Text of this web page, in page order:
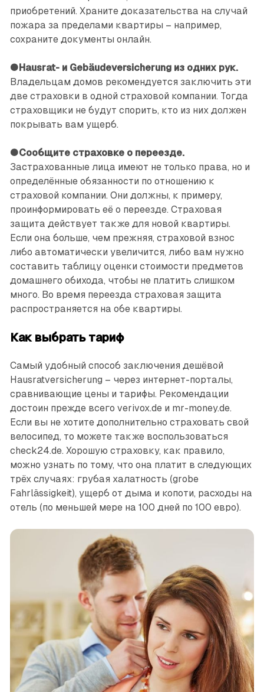
приобретений. Храните доказательства на случай
пожара за пределами квартиры – например,
сохраните документы онлайн.
● Hausrat- и Gebäudeversicherung из одних рук.
Владельцам домов рекомендуется заключить эти
две страховки в одной страховой компании. Тогда
страховщики не будут спорить, кто из них должен
покрывать вам ущерб.
● Сообщите страховке о переезде.
Застрахованные лица имеют не только права, но и
определённые обязанности по отношению к
страховой компании. Они должны, к примеру,
проинформировать её о переезде. Страховая
защита действует также для новой квартиры.
Если она больше, чем прежняя, страховой взнос
либо автоматически увеличится, либо вам нужно
составить таблицу оценки стоимости предметов
домашнего обихода, чтобы не платить слишком
много. Во время переезда страховая защита
распространяется на обе квартиры.
Как выбрать тариф
Самый удобный способ заключения дешёвой
Hausratversicherung – через интернет-порталы,
сравнивающие цены и тарифы. Рекомендации
достоин прежде всего verivox.de и mr-money.de.
Если вы не хотите дополнительно страховать свой
велосипед, то можете также воспользоваться
check24.de. Хорошую страховку, как правило,
можно узнать по тому, что она платит в следующих
трёх случаях: грубая халатность (grobe
Fahrlässigkeit), ущерб от дыма и копоти, расходы на
отель (по меньшей мере на 100 дней по 100 евро).